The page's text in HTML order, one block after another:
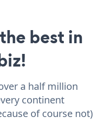
best in
a half million
continent
of course not)